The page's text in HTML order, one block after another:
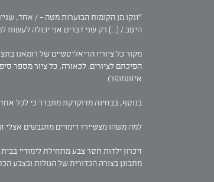
"זנקו מן הקומות הבוערות מטה - / אחד,
היטב./ [...] רק שני דברים אני יכולה
מקור כל ציוריו הריאליסטיים של רומאנו
הפיכתם לציורים. לכאורה, כל ציור מספר
איזונמופר).
בנוסף, בבחינה מדוקדקת מתברר כי לכל
למה משהו מצטייר? דימויים מתגבשים
זיכרון ילדות חסר צבע מתחילת לימודיי
מתבונן בצורה הכדורית של הגולות ובצבע